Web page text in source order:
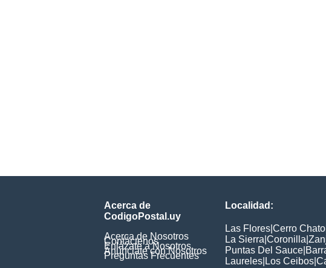
Acerca de
CodigoPostal.uy
Acerca de Nosotros
Contáctenos
Enlázate a Nosotros
Anúnciate con Nosotros
Preguntas Frecuentes
Localidad:
Las Flores Cerro Chato
La Sierra Coronilla
Puntas Del Sauce
Laureles Los Ceibos